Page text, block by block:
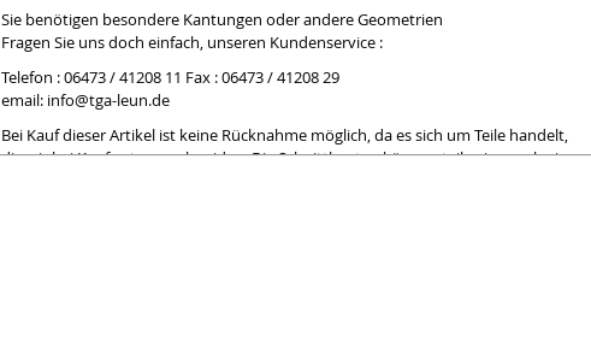
Sie benötigen besondere Kantungen oder andere Geometrien
Fragen Sie uns doch einfach, unseren Kundenservice :
Telefon : 06473 / 41208 11 Fax : 06473 / 41208 29
email: info@tga-leun.de
Bei Kauf dieser Artikel ist keine Rücknahme möglich, da es sich um Teile handelt,
die wir bei Kauf extra zuschneiden. Die Schnittkanten können teilweise noch einen